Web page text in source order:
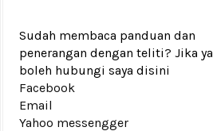
Sudah membaca panduan dan
penerangan dengan teliti? Jika ya
boleh hubungi saya disini
Facebook
Email
Yahoo messengger